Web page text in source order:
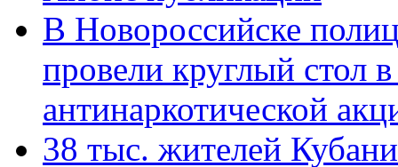
В Новороссийске
провели круглый стол
антинаркотической
38 тыс. жителей